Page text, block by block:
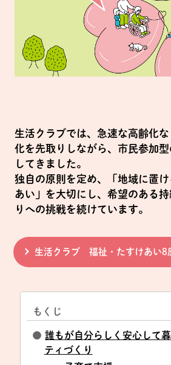
生活クラブでは、急速な高齢化
化を先取りしながら、市民参加
してきました。
独自の原則を定め、「地域に置
あい」を大切にし、希望のある持
りへの挑戦を続けています。
生活クラブ 福祉・たすけあい8
もくじ
● 誰もが自分らしく安心して
ティづくり